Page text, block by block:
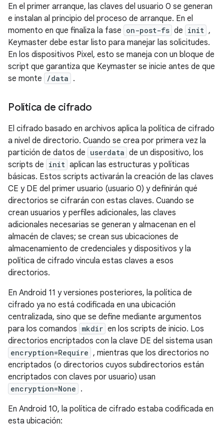
En el primer arranque, las claves del usuario 0 se generan
e instalan al principio del proceso de arranque. En el
momento en que finaliza la fase on-post-fs de init ,
Keymaster debe estar listo para manejar las solicitudes.
En los dispositivos Pixel, esto se maneja con un bloque de
script que garantiza que Keymaster se inicie antes de que
se monte
/data .
Política de cifrado
El cifrado basado en archivos aplica la política de cifrado
a nivel de directorio. Cuando se crea por primera vez la
partición de datos de userdata de un dispositivo, los
scripts de init aplican las estructuras y políticas
básicas. Estos scripts activarán la creación de las claves
CE y DE del primer usuario (usuario 0) y definirán qué
directorios se cifrarán con estas claves. Cuando se
crean usuarios y perfiles adicionales, las claves
adicionales necesarias se generan y almacenan en el
almacén de claves; se crean sus ubicaciones de
almacenamiento de credenciales y dispositivos y la
política de cifrado vincula estas claves a esos
directorios.
En Android 11 y versiones posteriores, la política de
cifrado ya no está codificada en una ubicación
centralizada, sino que se define mediante argumentos
para los comandos mkdir en los scripts de inicio. Los
directorios encriptados con la clave DE del sistema usan
encryption=Require , mientras que los directorios no
encriptados (o directorios cuyos subdirectorios están
encriptados con claves por usuario) usan
encryption=None .
En Android 10, la política de cifrado estaba codificada en
esta ubicación: